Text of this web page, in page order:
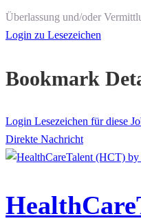
Überlassung und/oder
Login zu Lesezeichen
Bookmark
Login Lesezeichen für diese
Direkte Nachricht